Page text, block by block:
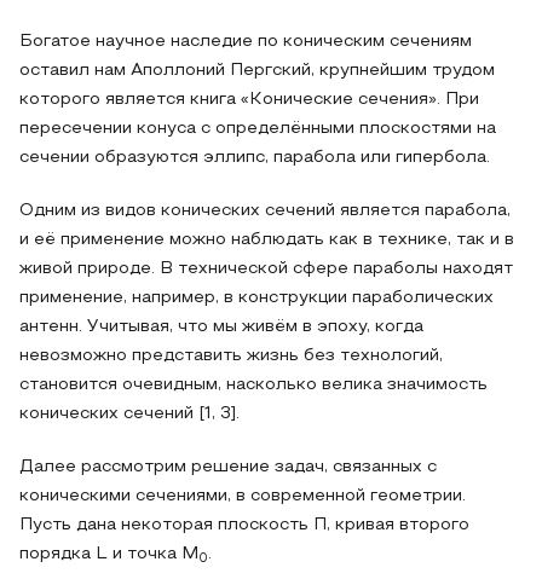
Богатое научное наследие по коническим сечениям
оставил нам Аполлоний Пергский, крупнейшим трудом
которого является книга «Конические сечения». При
пересечении конуса с определёнными плоскостями на
сечении образуются эллипс, парабола или гипербола.
Одним из видов конических сечений является парабола,
и её применение можно наблюдать как в технике, так и в
живой природе. В технической сфере параболы находят
применение, например, в конструкции параболических
антенн. Учитывая, что мы живём в эпоху, когда
невозможно представить жизнь без технологий,
становится очевидным, насколько велика значимость
конических сечений [1, 3].
Далее рассмотрим решение задач, связанных с
коническими сечениями, в современной геометрии.
Пусть дана некоторая плоскость П, кривая второго
порядка L и точка M 0 .